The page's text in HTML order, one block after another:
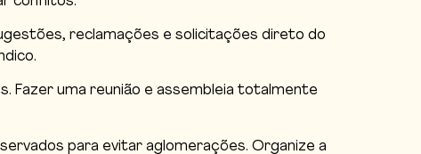
reclamações e solicitações direto do
Fazer uma reunião e assembleia totalmente
para evitar aglomerações. Organize a